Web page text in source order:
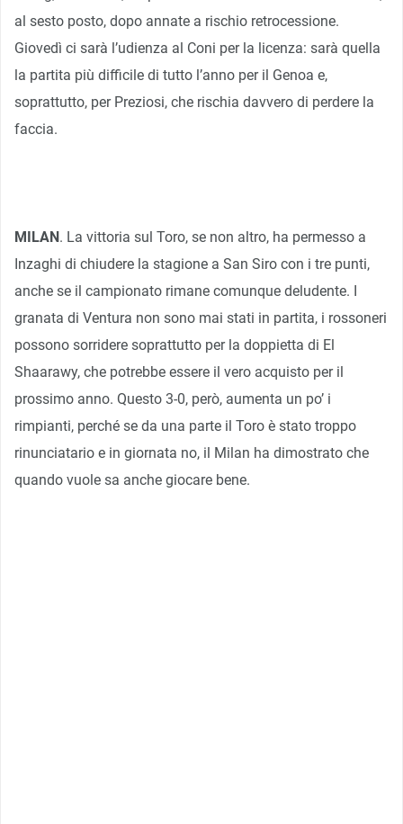
al sesto posto, dopo annate a rischio retrocessione.
Giovedì ci sarà l’udienza al Coni per la licenza: sarà quella
la partita più difficile di tutto l’anno per il Genoa e,
soprattutto, per Preziosi, che rischia davvero di perdere la
faccia.
MILAN . La vittoria sul Toro, se non altro, ha permesso a
Inzaghi di chiudere la stagione a San Siro con i tre punti,
anche se il campionato rimane comunque deludente. I
granata di Ventura non sono mai stati in partita, i rossoneri
possono sorridere soprattutto per la doppietta di El
Shaarawy, che potrebbe essere il vero acquisto per il
prossimo anno. Questo 3-0, però, aumenta un po’ i
rimpianti, perché se da una parte il Toro è stato troppo
rinunciatario e in giornata no, il Milan ha dimostrato che
quando vuole sa anche giocare bene.